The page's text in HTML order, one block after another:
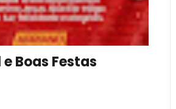
Boas Festas